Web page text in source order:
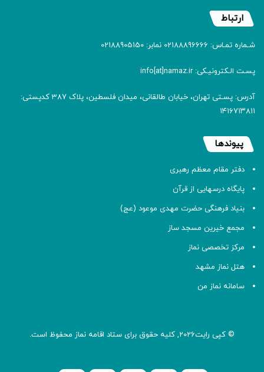
ارتباط
شـماره تمـاس: 02188896666 نمابر: 02188905150
پسـت الـکترونیـکی: info[at]namaz.ir
آدرس: پسـتی تهران، خیابان طالقانی، میدان فلسطین، پلاک 387 کدپستی:
۱۴۱۶۷۱۳۸۱۱
پیوندها
دفتر مقام معظم رهبری
پایگاه درسهایی از قرآن
بنیاد فرهنگی حضرت مهدی موعود (عج)
مجمع خیرین مسجد ساز
مرکز تخصصی نماز
هتل نماز مشهد
سامانه نماز من
© کپی رایت2026, کلیه حقوق برای ستاد اقامه نماز محفوظ است.